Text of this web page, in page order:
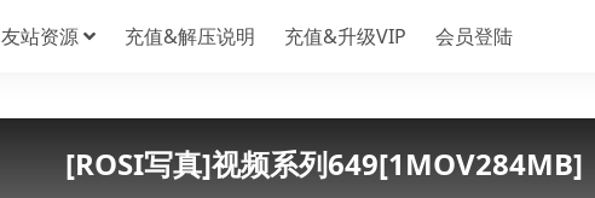
友站资源 充值&解压说明 充值&升级VIP 会员登陆
[ROSI写真]视频系列649[1MOV284MB]